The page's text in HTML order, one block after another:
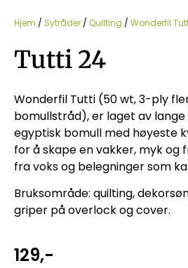
Hjem / Sytråder / Quilting / Wonderfil
Tutti 24
Wonderfil Tutti (50 wt, 3-ply
bomullstråd), er laget av
egyptisk bomull med høyeste
for å skape en vakker, myk og
fra voks og belegninger som
Bruksområde: quilting,
griper på overlock og cover.
129,-